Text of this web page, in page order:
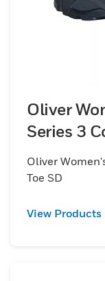
Oliver
Series 3
Oliver
Toe SD
View Products